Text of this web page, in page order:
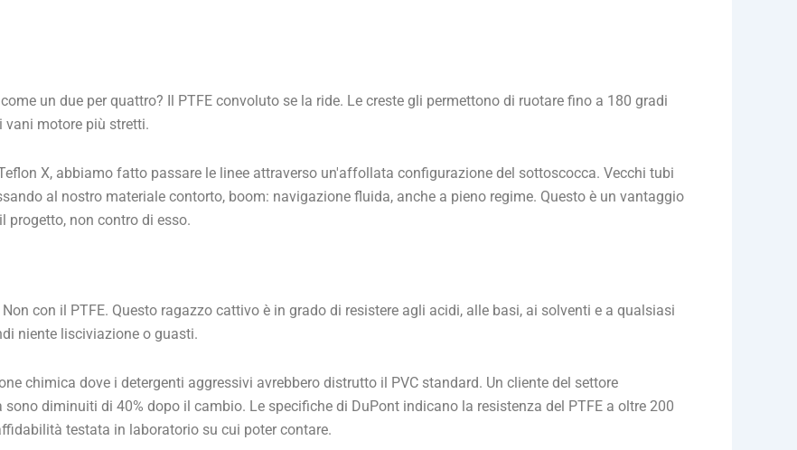
un due per quattro? Il PTFE convoluto se la ride. Le creste gli permettono di ruotare fino a 180 gradi
vani motore più stretti.
X, abbiamo fatto passare le linee attraverso un'affollata configurazione del sottoscocca. Vecchi tubi
al nostro materiale contorto, boom: navigazione fluida, anche a pieno regime. Questo è un vantaggio
progetto, non contro di esso.
con il PTFE. Questo ragazzo cattivo è in grado di resistere agli acidi, alle basi, ai solventi e a qualsiasi
niente lisciviazione o guasti.
chimica dove i detergenti aggressivi avrebbero distrutto il PVC standard. Un cliente del settore
diminuiti di 40% dopo il cambio. Le specifiche di DuPont indicano la resistenza del PTFE a oltre 200
testata in laboratorio su cui poter contare.